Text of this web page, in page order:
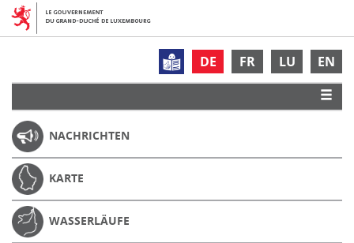
DE FR LU EN
NACHRICHTEN
KARTE
WASSERLÄUFE